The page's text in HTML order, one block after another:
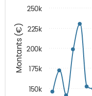
Montants (€)
150k
175k
200k
225k
250k